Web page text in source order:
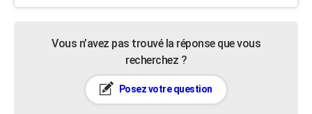
Vous n’avez pas trouvé la réponse que vous
recherchez ?
Posez votre question